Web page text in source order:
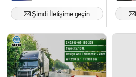
Şimdi İletişime geçin